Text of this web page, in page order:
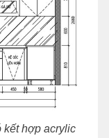
kết hợp acrylic